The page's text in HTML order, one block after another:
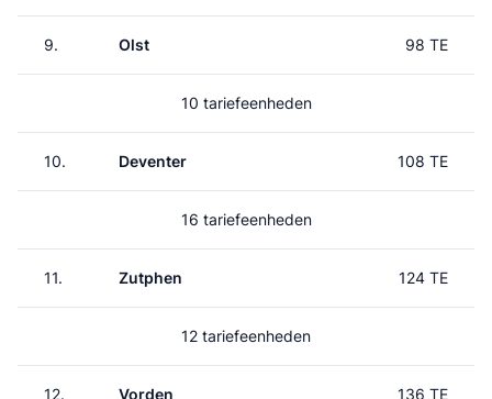
9. Olst 98 TE
10 tariefeenheden
10. Deventer 108 TE
16 tariefeenheden
11. Zutphen 124 TE
12 tariefeenheden
12. Vorden 136 TE